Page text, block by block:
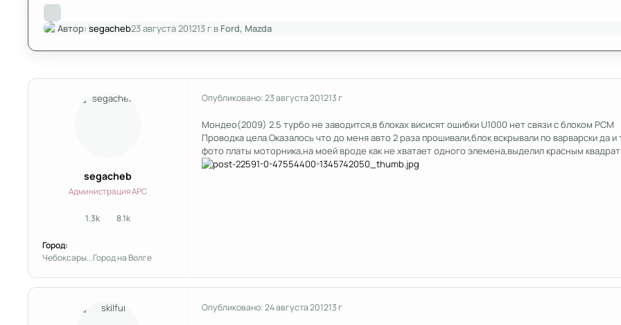
Автор: segacheb23 августа 201213 гв Ford, Mazda
segacheb
Администрация APC
1.3kсообщения
8.1kРепутация
Город:
Чебоксары...Город на Волге
Опубликовано:23 августа 201213 г
Мондео(2009) 2.5 турбо не заводится,в блоках висисят ошибки U1000 нет связи с блоком PCM
Проводка цела.Оказалось что до меня авто 2 раза прошивали,блок вскрывали по варварски да
фото платы моторника,на моей вроде как не хватает одного элемена,выделил красным
Опубликовано:24 августа 201213 г